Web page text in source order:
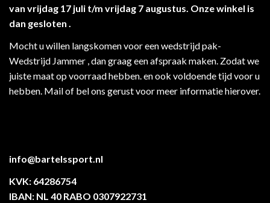
van vrijdag 17 juli t/m vrijdag 7 augustus. Onze winkel is
dan gesloten .
Mocht u willen langskomen voor een wedstrijd pak-
Wedstrijd Jammer , dan graag een afspraak maken. Zodat we
juiste maat op voorraad hebben. en ook voldoende tijd voor u
hebben. Mail of bel ons gerust voor meer informatie hierover.
info@bartelssport.nl
KVK: 64286754
IBAN: NL 40 RABO 0307922731